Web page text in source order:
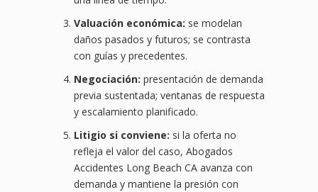
Valuación económica: se modelan
daños pasados y futuros; se contrasta
con guías y precedentes.
Negociación: presentación de demanda
previa sustentada; ventanas de respuesta
y escalamiento planificado.
Litigio si conviene: si la oferta no
refleja el valor del caso, Abogados
Accidentes Long Beach CA avanza con
demanda y mantiene la presión con